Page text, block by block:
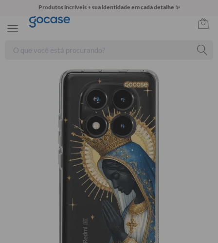
Produtos incríveis + sua identidade em cada detalhe ✨